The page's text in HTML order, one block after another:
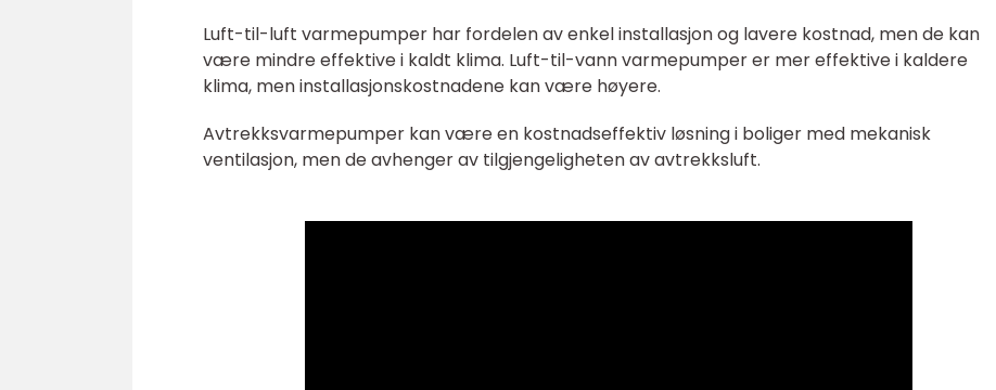
Luft-til-luft varmepumper har fordelen av enkel installasjon og lavere kostnad, men de kan
være mindre effektive i kaldt klima. Luft-til-vann varmepumper er mer effektive i kaldere
klima, men installasjonskostnadene kan være høyere.
Avtrekksvarmepumper kan være en kostnadseffektiv løsning i boliger med mekanisk
ventilasjon, men de avhenger av tilgjengeligheten av avtrekksluft.